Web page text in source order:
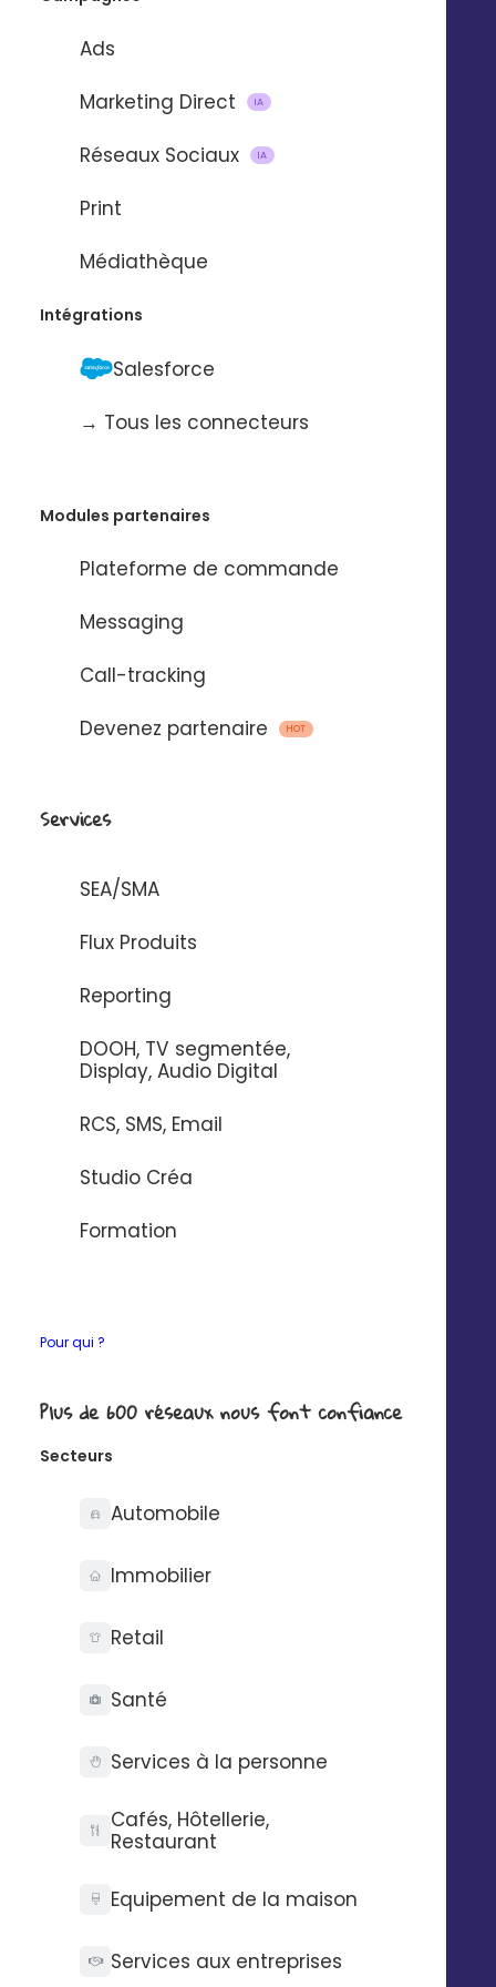
Ads
Marketing Direct
IA
Réseaux Sociaux IA
Print
Médiathèque
Intégrations
Salesforce
→ Tous les connecteurs
Modules partenaires
Plateforme de commande
Messaging
Call-tracking
Devenez partenaire
HOT
Services
SEA/SMA
Flux Produits
Reporting
DOOH, TV segmentée,
Display, Audio Digital
RCS, SMS, Email
Studio Créa
Formation
Pour qui ?
Plus de 600 réseaux nous font confiance
Secteurs
Automobile
Immobilier
Retail
Santé
Services à la personne
Cafés, Hôtellerie,
Restaurant
Equipement de la maison
Services aux entreprises
ECHANGER AVEC UN EXPERT
de temps gagné par semaine en magasin*
sur la note Google*
*Source Instaply
pour vos établissements
80% des consommateurs préfèrent le message